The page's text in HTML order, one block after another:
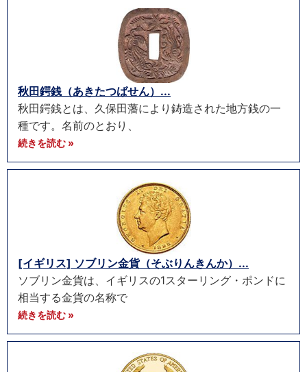
秋田鍔銭（あきたつばせん）...
秋田鍔銭とは、久保田藩により鋳造された地方銭の一
種です。名前のとおり、
続きを読む »
[イギリス] ソブリン金貨（そぶりんきんか）...
ソブリン金貨は、イギリスの1スターリング・ポンドに
相当する金貨の名称で
続きを読む »